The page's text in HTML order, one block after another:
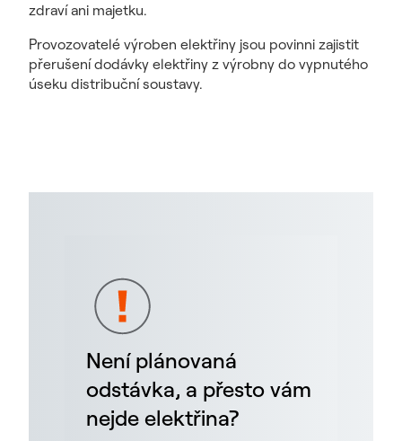
zdraví ani majetku.
Provozovatelé výroben elektřiny jsou povinni zajistit
přerušení dodávky elektřiny z výrobny do vypnutého
úseku distribuční soustavy.
Není plánovaná
odstávka, a přesto vám
nejde elektřina?